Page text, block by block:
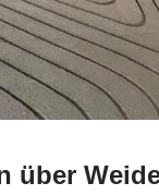
über